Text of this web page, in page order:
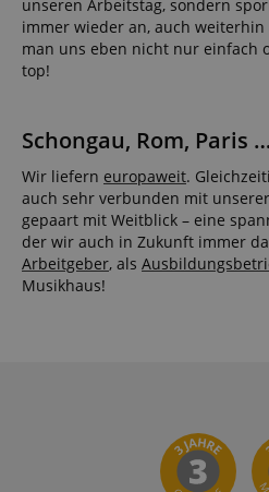
unseren Arbeitstag, sondern
immer wieder an, auch
man uns eben nicht nur einfach
top!
Schongau, Rom, Paris …
Wir liefern europaweit.
auch sehr verbunden mit
gepaart mit Weitblick – eine
der wir auch in Zukunft immer
Arbeitgeber, als
Musikhaus!